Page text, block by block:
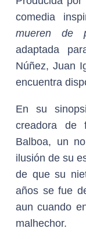
comedia
mueren de
adaptada
Núñez, Juan
encuentra
En su
creadora de
Balboa, un
ilusión de su
de que su
años se fue
aun cuando
malhechor.